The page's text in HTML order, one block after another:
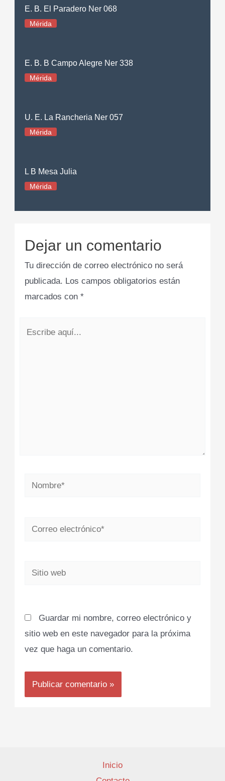
E. B. El Paradero Ner 068
Mérida
E. B. B Campo Alegre Ner 338
Mérida
U. E. La Rancheria Ner 057
Mérida
L B Mesa Julia
Mérida
Dejar un comentario
Tu dirección de correo electrónico no será
publicada. Los campos obligatorios están
marcados con*
Nombre*
Correo
Sitio
Guardar mi nombre, correo electrónico y
sitio web en este navegador para la próxima
vez que haga un comentario.
Inicio